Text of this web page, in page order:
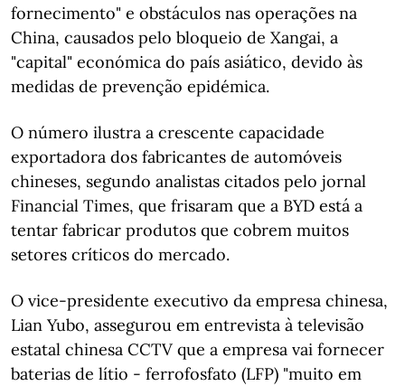
fornecimento" e obstáculos nas operações na
China, causados pelo bloqueio de Xangai, a
"capital" económica do país asiático, devido às
medidas de prevenção epidémica.
O número ilustra a crescente capacidade
exportadora dos fabricantes de automóveis
chineses, segundo analistas citados pelo jornal
Financial Times, que frisaram que a BYD está a
tentar fabricar produtos que cobrem muitos
setores críticos do mercado.
O vice-presidente executivo da empresa chinesa,
Lian Yubo, assegurou em entrevista à televisão
estatal chinesa CCTV que a empresa vai fornecer
baterias de lítio - ferrofosfato (LFP) "muito em